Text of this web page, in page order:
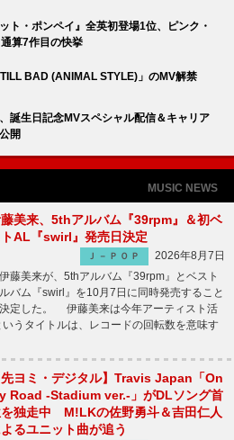
ト・ポンペイ』全英初登場1位、ピンク・
算7作目の快挙
BAD (ANIMAL STYLE)」のMV解禁
誕生日記念MVスペシャル配信＆キャリア
開
MUSIC NEWS
美来、5thアルバム『39rpm』＆初ベ
トAL『swirl』発売日決定
Ｊ－ＰＯＰ
2026年8月7日
藤美来が、5thアルバム『39rpm』とベスト
バム『swirl』を10月7日に同時発売すること
定した。 伊藤美来は今年アーティスト活
うタイトルは、レコードの回転数を意味す
先ヨミ・デジタル】Travis Japan「On
Road -Stadium ver.-」がDLソング首
独走中 M!LKの佐野勇斗＆吉田仁人
るユニット曲が追う